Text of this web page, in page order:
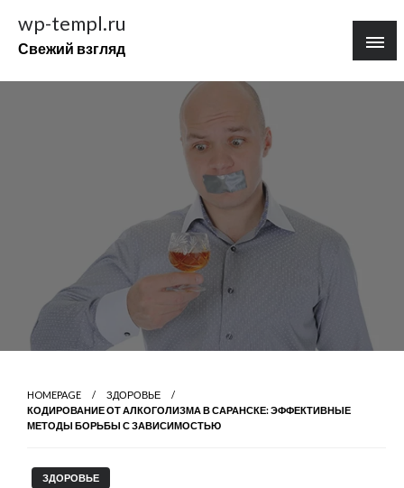
содержимому
wp-templ.ru
Свежий взгляд
HOMEPAGE
ЗДОРОВЬЕ
КОДИРОВАНИЕ ОТ АЛКОГОЛИЗМА В САРАНСКЕ: ЭФФЕКТИВНЫЕ
МЕТОДЫ БОРЬБЫ С ЗАВИСИМОСТЬЮ
ЗДОРОВЬЕ